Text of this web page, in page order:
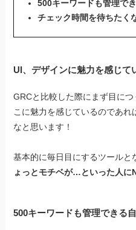
500キーワードも管理で
チェック時間を待ちたく
UI、デザインに魅力を感じて
GRCと比較した際にまず目に
こに魅力を感じているのであ
なと思います！
基本的に毎日目にするツールと
ょっとモチベが…といった人に
500キーワードも管理できる